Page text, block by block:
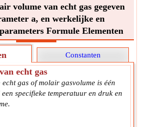
volume van echt gas gegeven
a, en werkelijke en
Formule Elementen
Constanten
echt gas
gas of molair gasvolume is één
specifieke temperatuur en druk en